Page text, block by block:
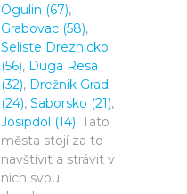
Ogulin (67),
Grabovac (58),
Seliste Dreznicko
(56), Duga Resa
(32), Drežnik Grad
(24), Saborsko (21),
Josipdol (14). Tato
města stojí za to
navštívit a strávit v
nich svou